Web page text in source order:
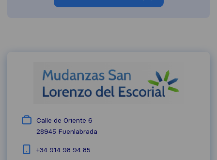
Calle de Oriente 6
28945 Fuenlabrada
+34 914 98 94 85